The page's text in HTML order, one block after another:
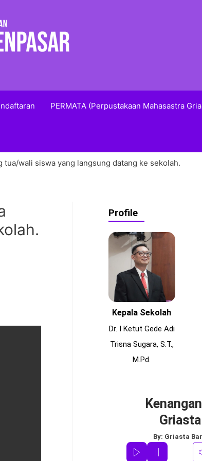
PERMATA (Perpustakaan Mahasastra
wali siswa yang langsung datang ke sekolah.
Profile
Kepala Sekolah
Dr. I Ketut Gede Adi
Trisna Sugara, S.T.,
M.Pd.
Griasta
By: Griasta